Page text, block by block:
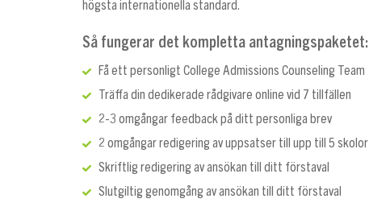
högsta internationella standard.
Så fungerar det kompletta antagningspaketet:
Få ett personligt College Admissions Counseling Team
Träffa din dedikerade rådgivare online vid 7 tillfällen
2-3 omgångar feedback på ditt personliga brev
2 omgångar redigering av uppsatser till upp till 5 skolor
Skriftlig redigering av ansökan till ditt förstaval
Slutgiltig genomgång av ansökan till ditt förstaval